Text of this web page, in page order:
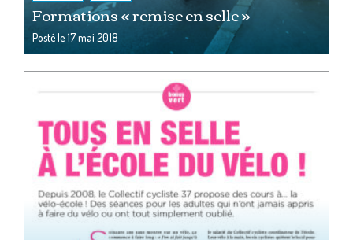
Formations « remise en selle »
Posté le17 mai 2018